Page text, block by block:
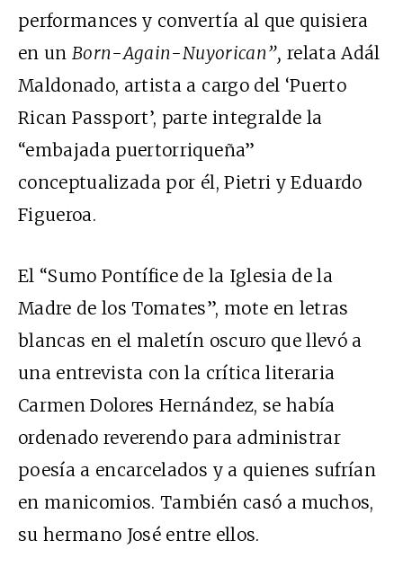
performances y convertía al que quisiera
en un Born-Again-Nuyorican”, relata Adál
Maldonado, artista a cargo del ‘Puerto
Rican Passport’, parte integralde la
“embajada puertorriqueña”
conceptualizada por él, Pietri y Eduardo
Figueroa.
El “Sumo Pontífice de la Iglesia de la
Madre de los Tomates”, mote en letras
blancas en el maletín oscuro que llevó a
una entrevista con la crítica literaria
Carmen Dolores Hernández, se había
ordenado reverendo para administrar
poesía a encarcelados y a quienes sufrían
en manicomios. También casó a muchos,
su hermano José entre ellos.